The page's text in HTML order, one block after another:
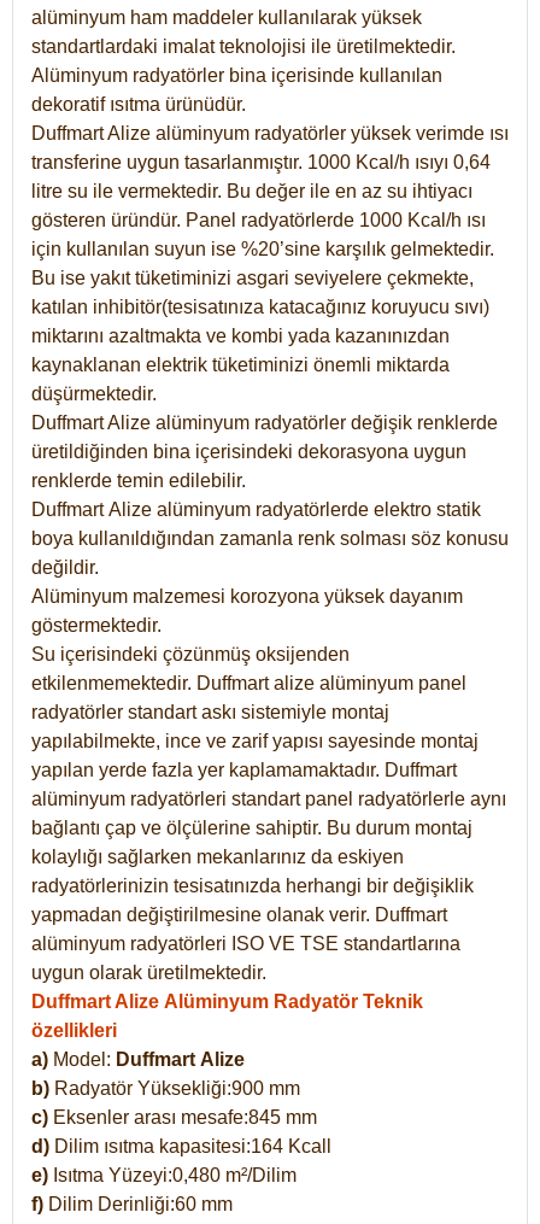
alüminyum ham maddeler kullanılarak yüksek
standartlardaki imalat teknolojisi ile üretilmektedir.
Alüminyum radyatörler bina içerisinde kullanılan
dekoratif ısıtma ürünüdür.
Duffmart Alize alüminyum radyatörler yüksek verimde ısı
transferine uygun tasarlanmıştır. 1000 Kcal/h ısıyı 0,64
litre su ile vermektedir. Bu değer ile en az su ihtiyacı
gösteren üründür. Panel radyatörlerde 1000 Kcal/h ısı
için kullanılan suyun ise %20’sine karşılık gelmektedir.
Bu ise yakıt tüketiminizi asgari seviyelere çekmekte,
katılan inhibitör(tesisatınıza katacağınız koruyucu sıvı)
miktarını azaltmakta ve kombi yada kazanınızdan
kaynaklanan elektrik tüketiminizi önemli miktarda
düşürmektedir.
Duffmart Alize alüminyum radyatörler değişik renklerde
üretildiğinden bina içerisindeki dekorasyona uygun
renklerde temin edilebilir.
DuffmartAlize alüminyum radyatörlerde elektro statik
boya kullanıldığından zamanla renk solması söz konusu
değildir.
Alüminyum malzemesi korozyona yüksek dayanım
göstermektedir.
Su içerisindeki çözünmüş oksijenden
etkilenmemektedir. Duffmart alize alüminyum panel
radyatörler standart askı sistemiyle montaj
yapılabilmekte, ince ve zarif yapısı sayesinde montaj
yapılan yerde fazla yer kaplamamaktadır. Duffmart
alüminyum radyatörleri standart panel radyatörlerle aynı
bağlantı çap ve ölçülerine sahiptir. Bu durum montaj
kolaylığı sağlarken mekanlarınız da eskiyen
radyatörlerinizin tesisatınızda herhangi bir değişiklik
yapmadan değiştirilmesine olanak verir. Duffmart
alüminyum radyatörleri ISO VE TSE standartlarına
uygun olarak üretilmektedir.
Duffmart Alize Alüminyum Radyatör Teknik
özellikleri
a) Model: Duffmart Alize
b) Radyatör Yüksekliği:900 mm
c) Eksenler arası mesafe:845 mm
d) Dilim ısıtma kapasitesi:164 Kcall
e) Isıtma Yüzeyi:0,480 m²/Dilim
f) Dilim Derinliği:60 mm